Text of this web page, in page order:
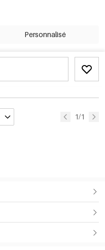
Personnalisé
1/1